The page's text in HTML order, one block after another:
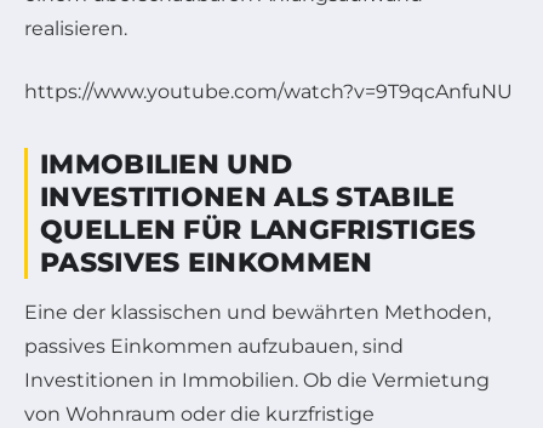
realisieren.
https://www.youtube.com/watch?v=9T9qcAnfuNU
IMMOBILIEN UND
INVESTITIONEN ALS STABILE
QUELLEN FÜR LANGFRISTIGES
PASSIVES EINKOMMEN
Eine der klassischen und bewährten Methoden,
passives Einkommen aufzubauen, sind
Investitionen in Immobilien. Ob die Vermietung
von Wohnraum oder die kurzfristige